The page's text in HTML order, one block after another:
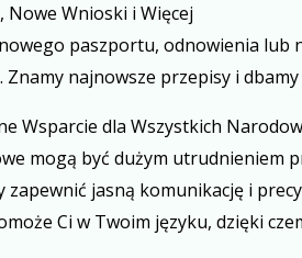
Nowe Wnioski i Więcej
paszportu, odnowienia lub
Znamy najnowsze przepisy i
Wsparcie dla Wszystkich
mogą być dużym utrudnieniem
zapewnić jasną komunikację i
Ci w Twoim języku, dzięki